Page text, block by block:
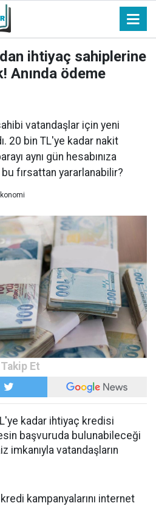
ihtiyaç sahiplerine
Anında ödeme
vatandaşlar için yeni
20 bin TL'ye kadar nakit
aynı gün hesabınıza
bu fırsattan yararlanabilir?
kadar ihtiyaç kredisi
başvuruda bulunabileceği
imkanıyla vatandaşların
kampanyalarını internet